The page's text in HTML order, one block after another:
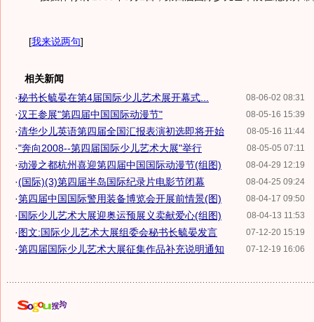
[我来说两句]
相关新闻
08-06-02 08:31
·秘书长毓晏在第4届国际少儿艺术展开幕式...
08-05-16 15:39
·汉王参展"第四届中国国际动漫节"
08-05-16 11:44
·清华少儿英语第四届全国汇报表演初选即将开始
08-05-05 07:11
·"奔向2008--第四届国际少儿艺术大展"举行
08-04-29 12:19
·动漫之都杭州喜迎第四届中国国际动漫节(组图)
08-04-25 09:24
·(国际)(3)第四届半岛国际纪录片电影节闭幕
08-04-17 09:50
·第四届中国国际警用装备博览会开展前情景(图)
08-04-13 11:53
·国际少儿艺术大展迎奥运预展义卖献爱心(组图)
07-12-20 15:19
·图文:国际少儿艺术大展组委会秘书长毓晏发言
07-12-19 16:06
·第四届国际少儿艺术大展征集作品补充说明通知